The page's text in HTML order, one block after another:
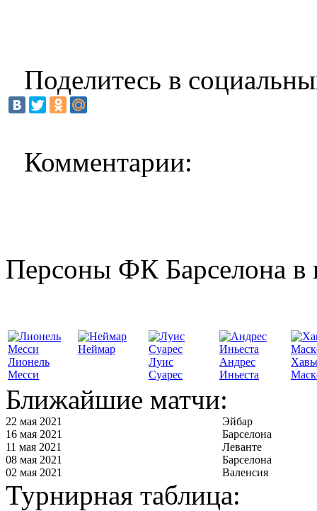
Поделитесь в
Комментарии:
Персоны ФК Барселона в
Лионель
Месси
Неймар
Луис
Суарес
Андрес
Иньеста
Ближайшие матчи:
22 мая 2021
Эйбар
16 мая 2021
Барселона
11 мая 2021
Леванте
08 мая 2021
Барселона
02 мая 2021
Валенсия
Турнирная таблица: